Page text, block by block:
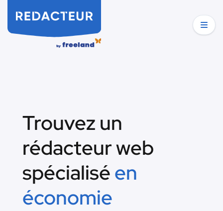
Trouvez un
rédacteur web
spécialiséen
économie